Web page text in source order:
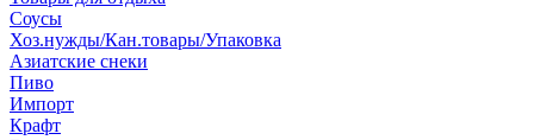
Соусы
Хоз.нужды/Кан.товары/Упаковка
Азиатские снеки
Пиво
Импорт
Крафт